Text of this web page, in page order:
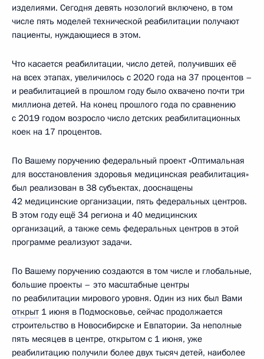
изделиями. Сегодня девять нозологий включено, в том
числе пять моделей технической реабилитации получают
пациенты, нуждающиеся в этом.
Что касается реабилитации, число детей, получивших её
на всех этапах, увеличилось с 2020 года на 37 процентов –
и реабилитацией в прошлом году было охвачено почти три
миллиона детей. На конец прошлого года по сравнению
с 2019 годом возросло число детских реабилитационных
коек на 17 процентов.
По Вашему поручению федеральный проект «Оптимальная
для восстановления здоровья медицинская реабилитация»
был реализован в 38 субъектах, дооснащены
42 медицинские организации, пять федеральных центров.
В этом году ещё 34 региона и 40 медицинских
организаций, а также семь федеральных центров в этой
программе реализуют задачи.
По Вашему поручению создаются в том числе и глобальные,
большие проекты – это масштабные центры
по реабилитации мирового уровня. Один из них был Вами
открыт 1 июня в Подмосковье, сейчас продолжается
строительство в Новосибирске и Евпатории. За неполные
пять месяцев в центре, открытом с 1 июня, уже
реабилитацию получили более двух тысяч детей, наиболее